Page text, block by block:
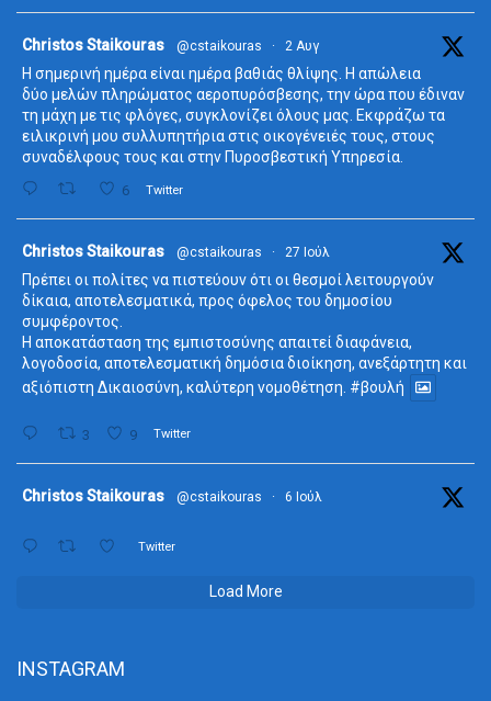
Christos Staikouras @cstaikouras · 2 Αυγ
Η σημερινή ημέρα είναι ημέρα βαθιάς θλίψης. Η απώλεια
δύο μελών πληρώματος αεροπυρόσβεσης, την ώρα που έδιναν
τη μάχη με τις φλόγες, συγκλονίζει όλους μας. Εκφράζω τα
ειλικρινή μου συλλυπητήρια στις οικογένειές τους, στους
συναδέλφους τους και στην Πυροσβεστική Υπηρεσία.
6 Twitter
Christos Staikouras @cstaikouras · 27 Ιούλ
Πρέπει οι πολίτες να πιστεύουν ότι οι θεσμοί λειτουργούν
δίκαια, αποτελεσματικά, προς όφελος του δημοσίου
συμφέροντος.
Η αποκατάσταση της εμπιστοσύνης απαιτεί διαφάνεια,
λογοδοσία, αποτελεσματική δημόσια διοίκηση, ανεξάρτητη και
αξιόπιστη Δικαιοσύνη, καλύτερη νομοθέτηση. #βουλή
3 9 Twitter
Christos Staikouras @cstaikouras · 6 Ιούλ
Twitter
Load More
INSTAGRAM